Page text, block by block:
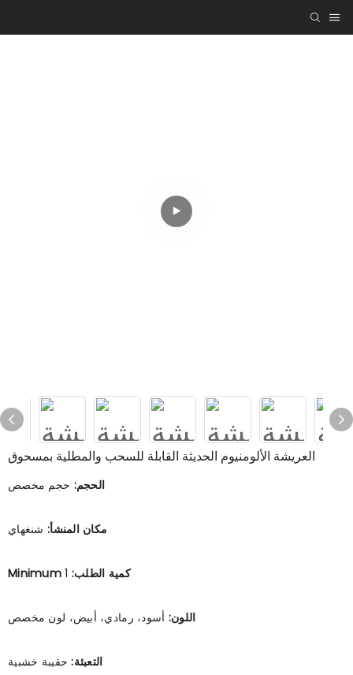
العريشة الألومنيوم الحديثة القابلة للسحب والمطلية بمسحوق
الحجم: حجم مخصص
مكان المنشأ: شنغهاي
Minimum كمية الطلب: 1
اللون: أسود، رمادي، أبيض، لون مخصص
التعبئة: حقيبة خشبية